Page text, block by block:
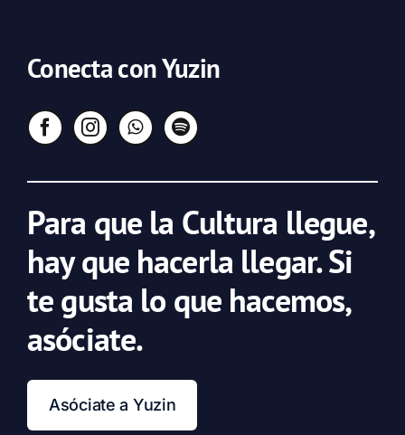
Conecta con Yuzin
Para que la Cultura llegue,
hay que hacerla llegar. Si
te gusta lo que hacemos,
asóciate.
Asóciate a Yuzin